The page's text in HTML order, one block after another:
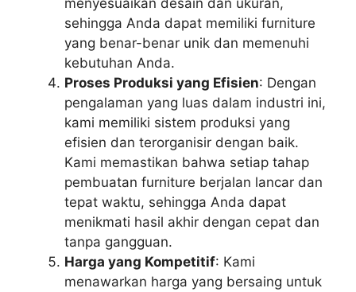
sehingga Anda dapat memiliki furniture
yang benar-benar unik dan memenuhi
kebutuhan Anda.
Proses Produksi yang Efisien: Dengan
pengalaman yang luas dalam industri ini,
kami memiliki sistem produksi yang
efisien dan terorganisir dengan baik.
Kami memastikan bahwa setiap tahap
pembuatan furniture berjalan lancar dan
tepat waktu, sehingga Anda dapat
menikmati hasil akhir dengan cepat dan
tanpa gangguan.
Harga yang Kompetitif: Kami
menawarkan harga yang bersaing untuk